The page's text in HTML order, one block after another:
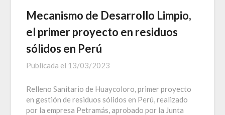
Mecanismo de Desarrollo Limpio,
el primer proyecto en residuos
sólidos en Perú
Publicada el 13/03/2023
Relleno Sanitario de Huaycoloro, primer proyecto
en gestión de residuos sólidos en Perú, realizado
por la empresa Petramás, aprobado por la Junta